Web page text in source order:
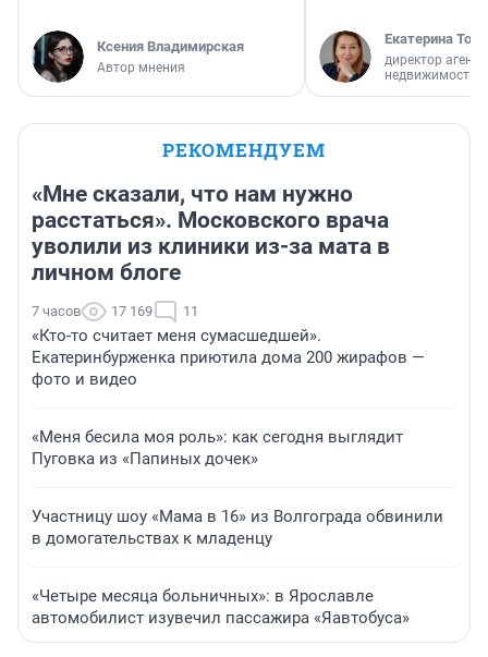
Ксения Владимирская
Автор мнения
Екатерина
директор
недвижимости
РЕКОМЕНДУЕМ
«Мне сказали, что нам нужно
расстаться». Московского врача
уволили из клиники из-за мата в
личном блоге
7 часов 17 169 11
«Кто-то считает меня сумасшедшей».
Екатеринбурженка приютила дома 200 жирафов —
фото и видео
«Меня бесила моя роль»: как сегодня выглядит
Пуговка из «Папиных дочек»
Участницу шоу «Мама в 16» из Волгограда обвинили
в домогательствах к младенцу
«Четыре месяца больничных»: в Ярославле
автомобилист изувечил пассажира «Яавтобуса»